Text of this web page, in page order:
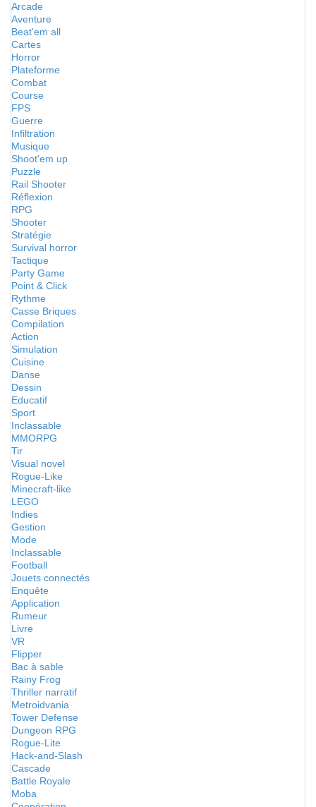
Arcade
Aventure
Beat'em all
Cartes
Horror
Plateforme
Combat
Course
FPS
Guerre
Infiltration
Musique
Shoot'em up
Puzzle
Rail Shooter
Réflexion
RPG
Shooter
Stratégie
Survival horror
Tactique
Party Game
Point & Click
Rythme
Casse Briques
Compilation
Action
Simulation
Cuisine
Danse
Dessin
Educatif
Sport
Inclassable
MMORPG
Tir
Visual novel
Rogue-Like
Minecraft-like
LEGO
Indies
Gestion
Mode
Inclassable
Football
Jouets connectés
Enquête
Application
Rumeur
Livre
VR
Flipper
Bac à sable
Rainy Frog
Thriller narratif
Metroidvania
Tower Defense
Dungeon RPG
Rogue-Lite
Hack-and-Slash
Cascade
Battle Royale
Moba